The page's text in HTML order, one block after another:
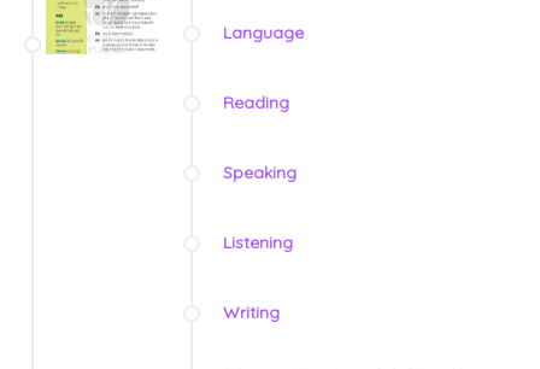
Language
Reading
Speaking
Listening
Writing